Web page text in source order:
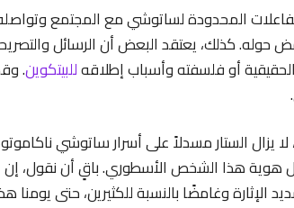
المحدودة لساتوشي مع المجتمع وتواصله
حوله. كذلك، يعتقد البعض أن الرسائل
أو فلسفته وأسباب إطلاقهللبيتكوين.
لا يزال الستار مسدلاً على أسرار ساتوشي
هوية هذا الشخص الأسطوري. باقٍ أن نقول،
الإثارة وغامضًا بالنسبة للكثيرين، حتى يومنا